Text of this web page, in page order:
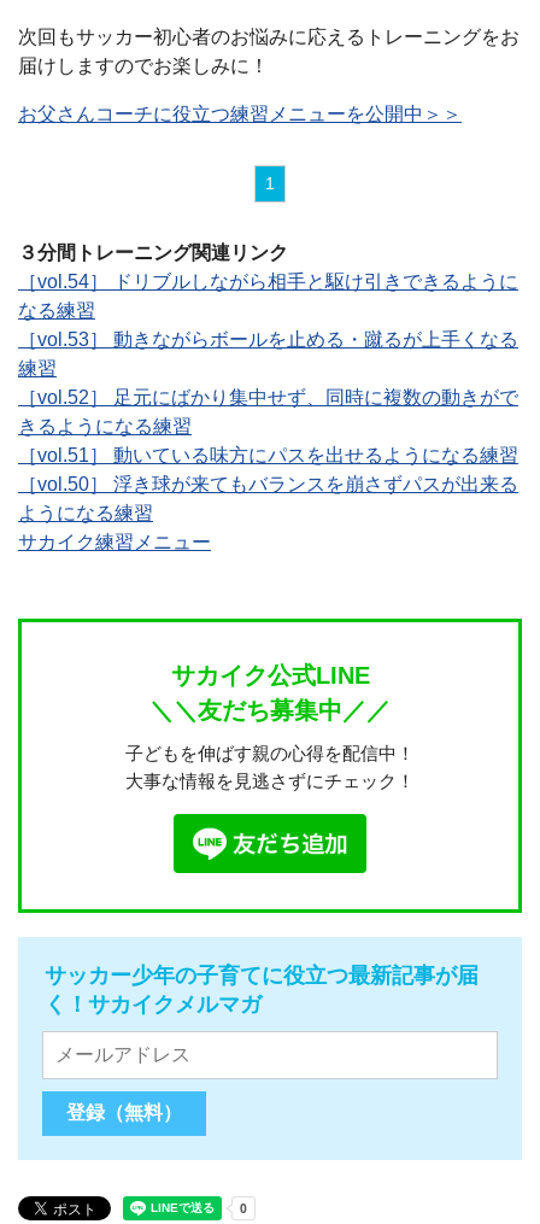
次回もサッカー初心者のお悩みに応えるトレーニングをお
届けしますのでお楽しみに！
お父さんコーチに役立つ練習メニューを公開中＞＞
1
３分間トレーニング関連リンク
［vol.54］ ドリブルしながら相手と駆け引きできるように
なる練習
［vol.53］ 動きながらボールを止める・蹴るが上手くなる
練習
［vol.52］ 足元にばかり集中せず、同時に複数の動きがで
きるようになる練習
［vol.51］ 動いている味方にパスを出せるようになる練習
［vol.50］ 浮き球が来てもバランスを崩さずパスが出来る
ようになる練習
サカイク練習メニュー
サカイク公式LINE
＼＼友だち募集中／／
子どもを伸ばす親の心得を配信中！
大事な情報を見逃さずにチェック！
サッカー少年の子育てに役立つ最新記事が届
く！サカイクメルマガ